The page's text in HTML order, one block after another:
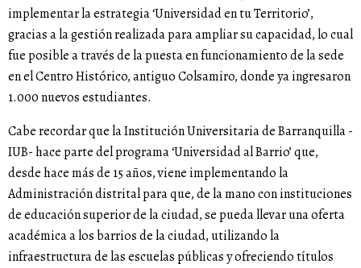
implementar la estrategia ‘Universidad en tu Territorio’,
gracias a la gestión realizada para ampliar su capacidad, lo cual
fue posible a través de la puesta en funcionamiento de la sede
en el Centro Histórico, antiguo Colsamiro, donde ya ingresaron
1.000 nuevos estudiantes.
Cabe recordar que la Institución Universitaria de Barranquilla -
IUB- hace parte del programa ‘Universidad al Barrio’ que,
desde hace más de 15 años, viene implementando la
Administración distrital para que, de la mano con instituciones
de educación superior de la ciudad, se pueda llevar una oferta
académica a los barrios de la ciudad, utilizando la
infraestructura de las escuelas públicas y ofreciendo títulos